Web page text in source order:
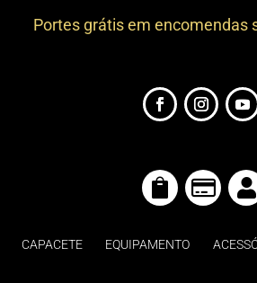
Portes grátis em encomendas
  
CAPACETE EQUIPAMENTO